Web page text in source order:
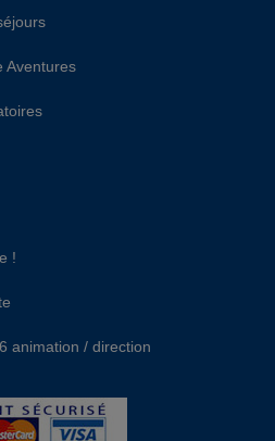
Aventures
!
animation / direction